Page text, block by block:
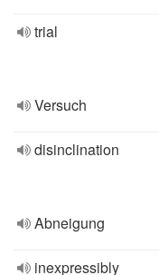
trial
Versuch
disinclination
Abneigung
inexpressibly